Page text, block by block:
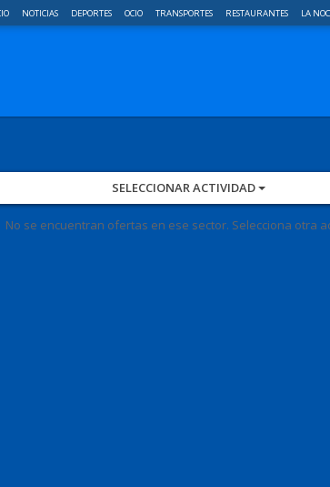
NOTICIAS DEPORTES OCIO TRANSPORTES RESTAURANTES LA
SELECCIONAR ACTIVIDAD
No se encuentran ofertas en ese sector. Selecciona otra